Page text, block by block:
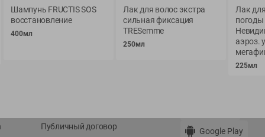
Оплата
Условия доставки
Публичный договор
История покупок
Мои товары
Обратная связь
Google Play
Шампунь FRUCTIS SOS
восстановление
400мл
Лак для волос экстра
сильная фиксация
TRESemme
250мл
Лак
погоды
аэроз.
225мл